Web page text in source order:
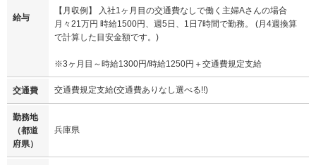
給与
【月収例】 入社1ヶ月目の交通費なしで働く主婦Aさんの場合
月々21万円 時給1500円、週5日、1日7時間で勤務。 (月4週換算
で計算した目安金額です。)
※3ヶ月目～時給1300円/時給1250円＋交通費規定支給
交通費 交通費規定支給(交通費ありなし選べる!!)
勤務地
（都道
府県）
兵庫県